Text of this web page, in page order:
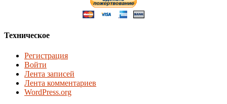
Техническое
Регистрация
Войти
Лента записей
Лента комментариев
WordPress.org